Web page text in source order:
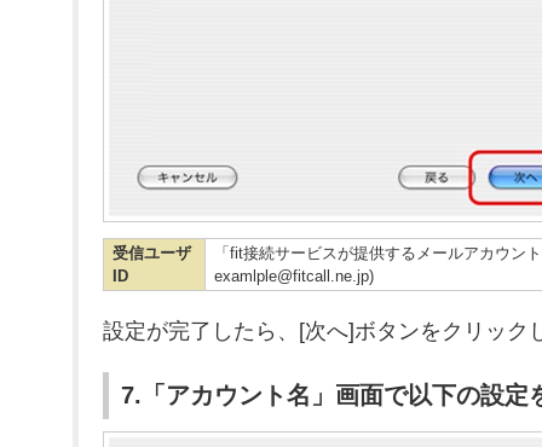
受信ユーザ
ID
「fit接続サービスが提供するメールアカウン
examlple@fitcall.ne.jp)
設定が完了したら、[次へ]ボタンをクリック
7.「アカウント名」画面で以下の設定